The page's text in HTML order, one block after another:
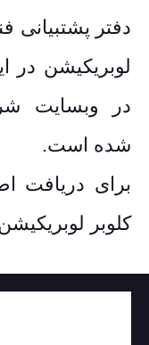
دفتر پشتبیانی
لوبریکیشن در
در وبسایت
شده است.
برای دریافت
کلوبر